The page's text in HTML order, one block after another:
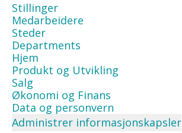
Stillinger
Medarbeidere
Steder
Departments
Hjem
Produkt og Utvikling
Salg
Økonomi og Finans
Data og personvern
Administrer informasjonskapsler